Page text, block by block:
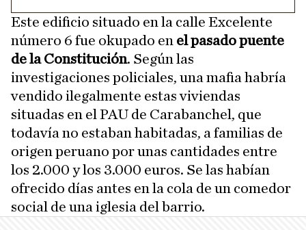
Este edificio situado en la calle Excelente
número 6 fue okupado en el pasado puente
de la Constitución. Según las
investigaciones policiales, una mafia habría
vendido ilegalmente estas viviendas
situadas en el PAU de Carabanchel, que
todavía no estaban habitadas, a familias de
origen peruano por unas cantidades entre
los 2.000 y los 3.000 euros. Se las habían
ofrecido días antes en la cola de un comedor
social de una iglesia del barrio.